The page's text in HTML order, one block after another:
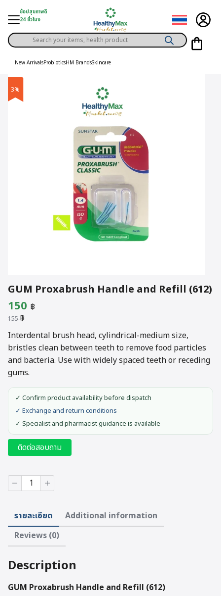
content
ช้อปสุขภาพดี
24 ชั่วโมง
Solution
Products
search
New ArrivalsProbioticsHM BrandsSkincare
3%
GUM Proxabrush Handle and Refill (612)
155฿
Original
price
was:
155 ฿.
150 ฿
is:
150 ฿.
Interdental brush head, cylindrical-medium size,
bristles clean between teeth to remove food particles
and bacteria. Use with widely spaced teeth or receding
gums.
✓ Confirm product availability before dispatch
✓ Exchange and return conditions
✓ Specialist and pharmacist guidance is available
ติดต่อสอบถาม
GUM
Proxabrush
Refill
(612)
quantity
รายละเอียด
Additional information
Reviews (0)
Description
GUM Proxabrush Handle and Refill (612)